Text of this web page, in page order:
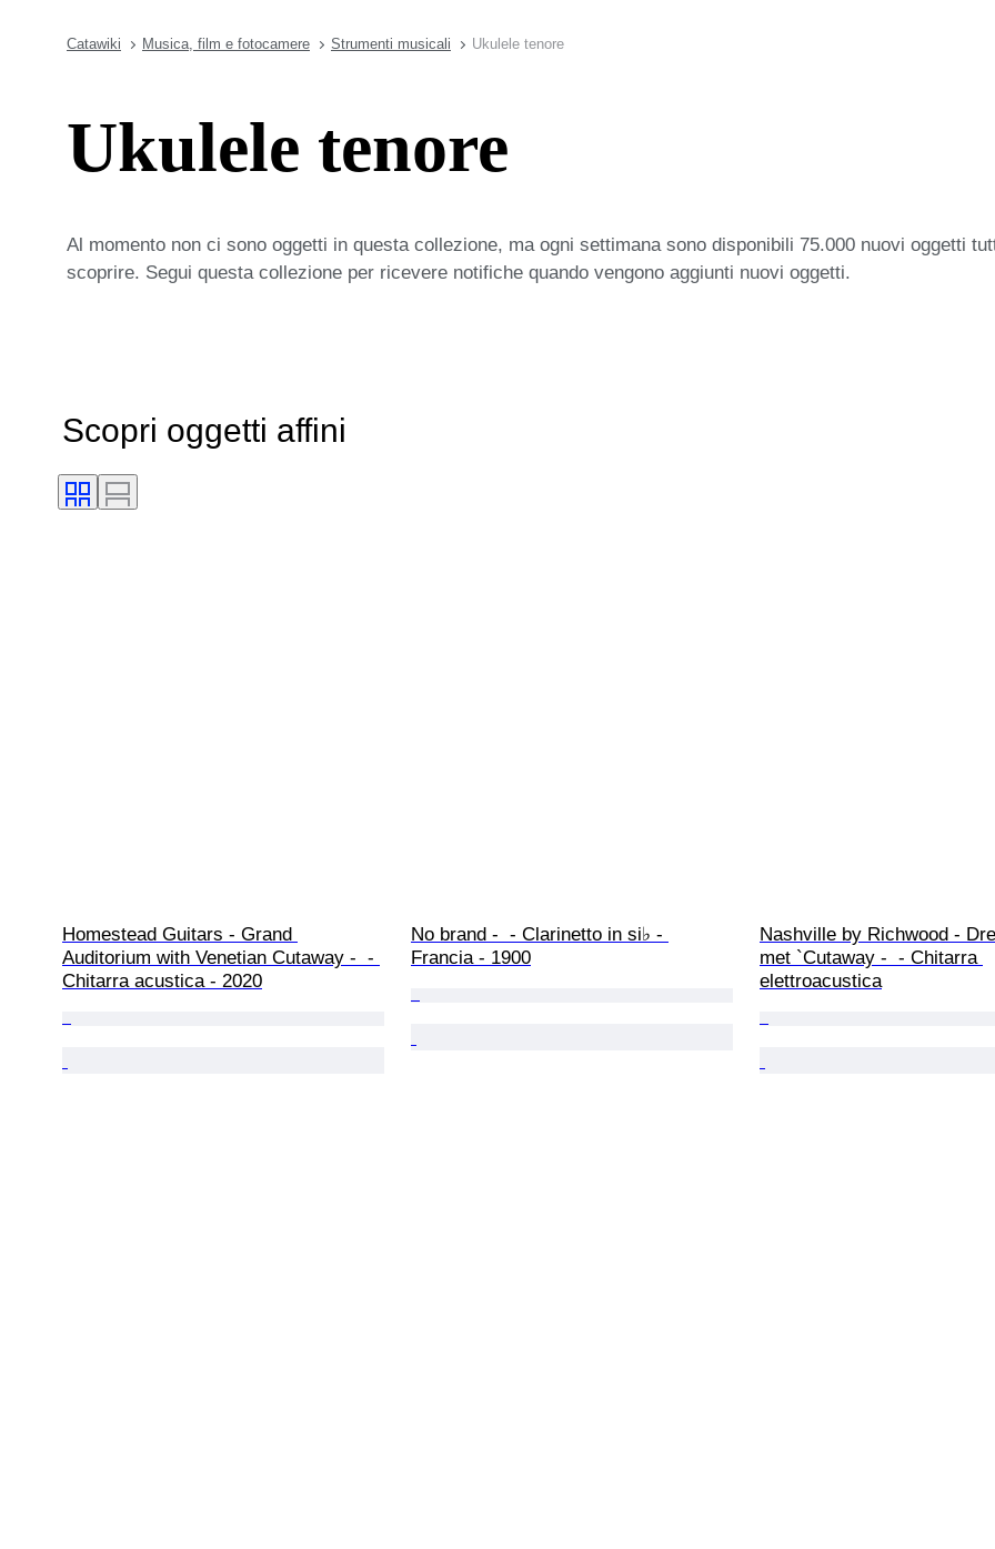
Catawiki Musica, film e fotocamere Strumenti musicali Ukulele tenore
Ukulele tenore
Al momento non ci sono oggetti in questa collezione, ma ogni settimana sono disponibili 75.000 nuovi oggetti
scoprire. Segui questa collezione per ricevere notifiche quando vengono aggiunti nuovi oggetti.
Scopri oggetti affini
Homestead Guitars - Grand
Auditorium with Venetian Cutaway -  -
Chitarra acustica - 2020
No brand -  - Clarinetto in si♭ -
Francia - 1900
Nashville by Richwood -
met `Cutaway -  - Chitarra
elettroacustica